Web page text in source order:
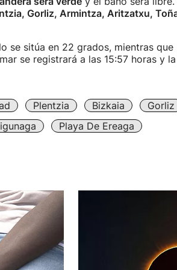
Gorliz, Armintza, Aritzatxu,
se sitúa en 22 grados, mientras que
se registrará a las 15:57 horas y
Plentzia Bizkaia
Gorliz
Playa De Ereaga